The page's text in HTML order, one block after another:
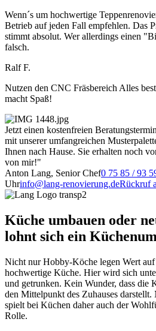
Wenn´s um hochwertige
Betrieb auf jeden Fall empfehlen. Das
stimmt absolut. Wer allerdings einen
falsch.
Ralf F.
Nutzen den CNC Fräsbereich Alles
macht Spaß!
Jetzt einen kostenfreien
mit unserer umfangreichen
Ihnen nach Hause. Sie erhalten noch
von mir!"
Anton Lang, Senior Chef0 75 85 / 93
Uhrinfo@lang-renovierung.deRückruf
Küche umbauen oder
lohnt sich ein
Nicht nur Hobby-Köche legen Wert auf
hochwertige Küche. Hier wird sich
und getrunken. Kein Wunder, dass die
den Mittelpunkt des Zuhauses
spielt bei Küchen daher auch der
Rolle.